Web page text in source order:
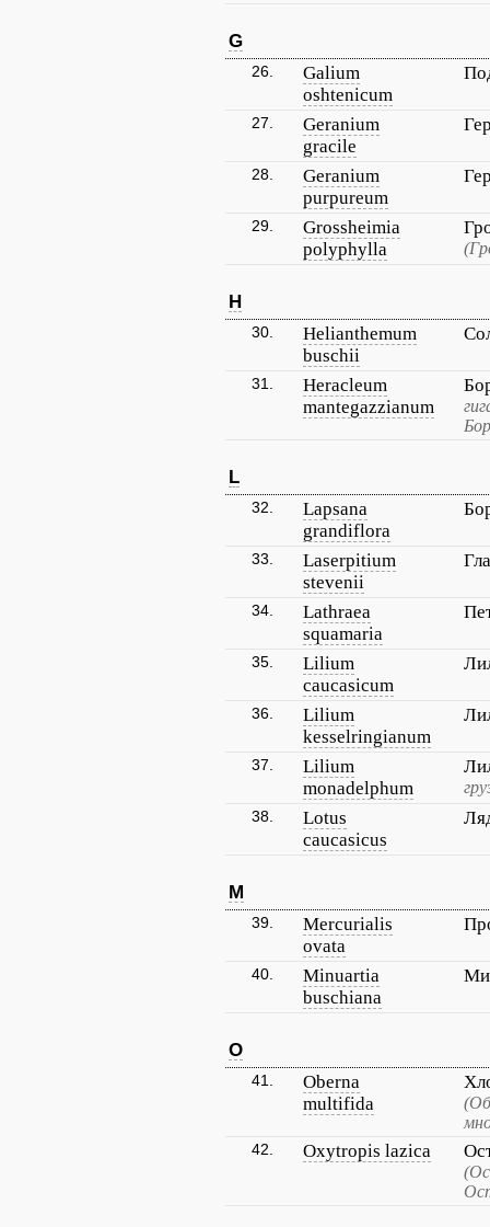
G
26.
Galium
oshtenicum
27.
Geranium
gracile
28.
Geranium
purpureum
29.
Grossheimia
polyphylla
H
30.
Helianthemum
buschii
31.
Heracleum
mantegazzianum
L
32.
Lapsana
grandiflora
33.
Laserpitium
stevenii
34.
Lathraea
squamaria
35.
Lilium
caucasicum
36.
Lilium
kesselringianum
37.
Lilium
monadelphum
38.
Lotus
caucasicus
M
39.
Mercurialis
ovata
40.
Minuartia
buschiana
O
41.
Oberna
multifida
42. Oxytropis lazica